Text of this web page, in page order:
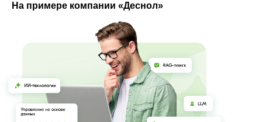
На примере компании «Деснол»